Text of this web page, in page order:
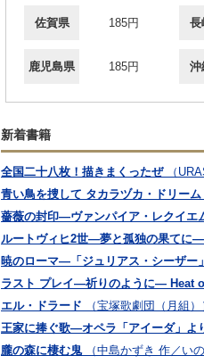
佐賀県 185円 長
鹿児島県 185円 沖
新着書籍
全国二十八枚！描きまくったぜ （
青い鳥を捜して タカラヅカ・ドリー
薔薇の封印―ヴァンパイア・レクイ
ルートヴィヒ2世―夢と孤独の果てに
暁のローマ―「ジュリアス・シーザ
ラスト プレイ―祈りのように― Heat
エル・ドラード
（宝塚歌劇団（月組）
王家に捧ぐ歌―オペラ「アイーダ」
朧の森に棲む鬼
（中島かずき 作／い